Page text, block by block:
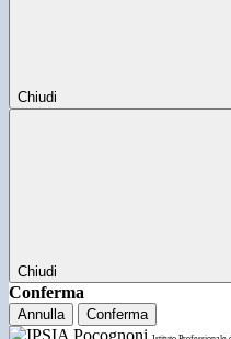
Chiudi
Chiudi
Conferma
Annulla Conferma